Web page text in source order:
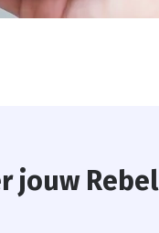
jouw Rebel